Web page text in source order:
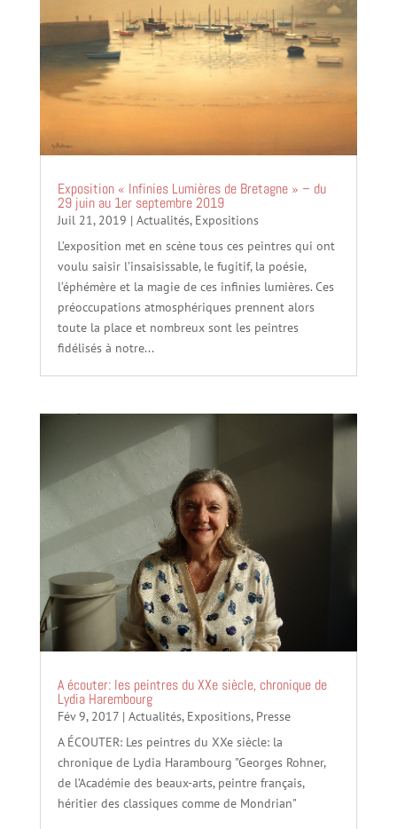
Exposition « Infinies Lumières de Bretagne » – du
29 juin au 1er septembre 2019
Juil 21, 2019 | Actualités, Expositions
L’exposition met en scène tous ces peintres qui ont
voulu saisir l’insaisissable, le fugitif, la poésie,
l’éphémère et la magie de ces infinies lumières. Ces
préoccupations atmosphériques prennent alors
toute la place et nombreux sont les peintres
fidélisés à notre...
A écouter: les peintres du XXe siècle, chronique de
Lydia Harembourg
Fév 9, 2017| Actualités, Expositions, Presse
A ÉCOUTER: Les peintres du XXe siècle: la
chronique de Lydia Harambourg "Georges Rohner,
de l’Académie des beaux-arts, peintre français,
héritier des classiques comme de Mondrian"